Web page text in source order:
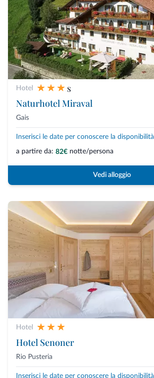
Hotel
s
Naturhotel Miraval
Gais
Inserisci le date per conoscere la disponibilità
a partire da: 82€ notte/persona
Vedi alloggio
Hotel
Hotel Senoner
Rio Pusteria
Inserisci le date per conoscere la disponibilità